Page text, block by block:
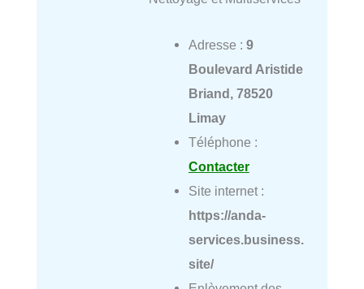
Adresse : 9
Boulevard Aristide
Briand, 78520
Limay
Téléphone :
Contacter
Site internet :
https://anda-
services.business.
site/